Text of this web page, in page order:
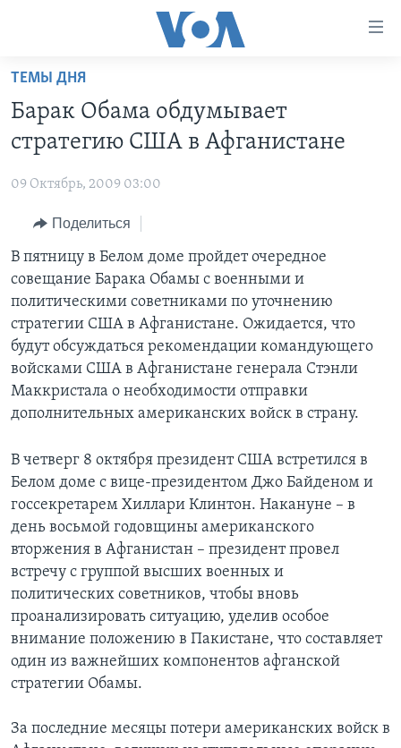
Перейти
основной
контент
Перейти
навигации
Перейти
поиск
ПРОГРАММЫ
НОВОСТИ ЗА МИНУТУ
ИТОГИ
ПОЧЕМУ ЭТО ВАЖНО?
ДИСКУССИЯ VOA
ДЕТАЛИ
НЬЮ-ЙОРК NEW YORK
АМЕРИКА. БОЛЬШОЕ ПУТЕШЕСТВИЕ
ПРОЕКТЫ
УЧИМ АНГЛИЙСКИЙ
НАША АМЕРИКАНСКАЯ ИСТОРИЯ
А КАК В АМЕРИКЕ?
АРТЕФАКТЫ
АМЕРИКАНСКИЕ ГОРОДКИ
ТЕСТЫ
ЭКСПЕРТИЗА
ИНТЕРВЬЮ
ФАКТЫ ПРОТИВ ФЕЙКОВ
ЗА СВОБОДУ ПРЕССЫ
УЧИМ АНГЛИЙСКИЙ
ВИДЕО
ПОДПИСКА НА НОВОСТИ
СОЦИАЛЬНЫЕ СЕТИ
Языки
ТЕМЫ ДНЯ
Барак Обама обдумывает
стратегию США в Афганистане
09 Октябрь, 2009 03:00
Поделиться
В пятницу в Белом доме пройдет очередное
совещание Барака Обамы с военными и
политическими советниками по уточнению
стратегии США в Афганистане. Ожидается, что
будут обсуждаться рекомендации командующего
войсками США в Афганистане генерала Стэнли
Маккристала о необходимости отправки
дополнительных американских войск в страну.
В четверг 8 октября президент США встретился в
Белом доме с вице-президентом Джо Байденом и
госсекретарем Хиллари Клинтон. Накануне – в
день восьмой годовщины американского
вторжения в Афганистан – президент провел
встречу с группой высших военных и
политических советников, чтобы вновь
проанализировать ситуацию, уделив особое
внимание положению в Пакистане, что составляет
один из важнейших компонентов афганской
стратегии Обамы.
За последние месяцы потери американских войск в